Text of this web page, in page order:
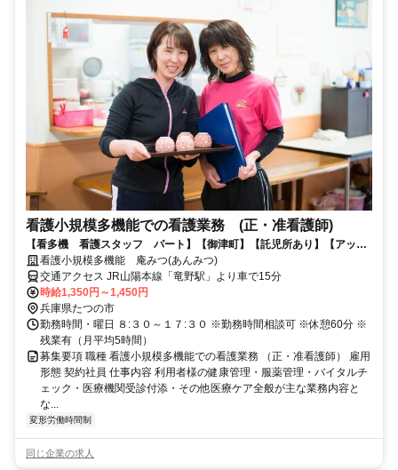
看護小規模多機能での看護業務 (正・准看護師)
【看多機 看護スタッフ パート】【御津町】【託児所あり】【アット
ホームな看多機で一緒に働きませんか】
看護小規模多機能 庵みつ(あんみつ)
交通アクセス JR山陽本線「竜野駅」より車で15分
時給1,350円～1,450円
兵庫県たつの市
勤務時間・曜日 ８:３０～１７:３０ ※勤務時間相談可 ※休憩60分 ※
残業有（月平均5時間）
募集要項 職種 看護小規模多機能での看護業務 （正・准看護師） 雇用
形態 契約社員 仕事内容 利用者様の健康管理・服薬管理・バイタルチ
ェック・医療機関受診付添・その他医療ケア全般が主な業務内容と
な...
変形労働時間制
同じ企業の求人